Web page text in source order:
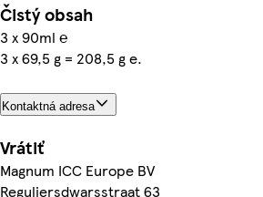
Čistý obsah
3 x 90ml ℮
3 x 69,5 g = 208,5 g e.
Kontaktná adresa
Vrátiť
Magnum ICC Europe BV
Reguliersdwarsstraat 63